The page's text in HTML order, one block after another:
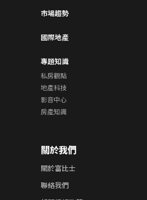
市場趨勢
國際地產
專題知識
私房觀點
地產科技
影音中心
房產知識
關於我們
關於富比士
聯絡我們